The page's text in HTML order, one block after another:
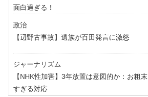
面白過ぎる！
政治
【辺野古事故】遺族が百田発言に激怒
ジャーナリズム
【NHK性加害】3年放置は意図的か：お粗末
すぎる対応